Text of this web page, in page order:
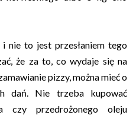
nie to jest przesłaniem tego
że za to, co wydaje się na
pizzy, można mieć o
dań. Nie trzeba kupować
czy przedrożonego oleju